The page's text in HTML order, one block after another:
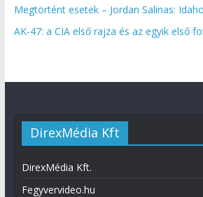
Megtörtént esetek – Jordan Salinas:
AK-47: a CIA első rajza és az egyik első
DirexMédia Kft
DirexMédia Kft.
Fegyvervideo.hu